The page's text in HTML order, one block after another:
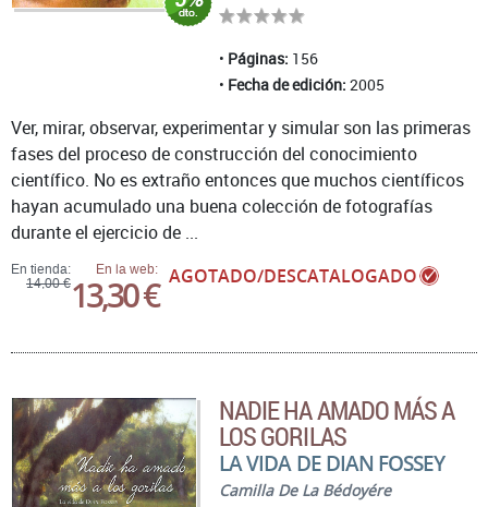
Páginas: 156
Fecha de edición: 2005
En tienda:
14,00 €
En la web:
13,30 € AGOTADO/DESCATALOGADO
Ver, mirar, observar, experimentar y simular son las primeras
fases del proceso de construcción del conocimiento
científico. No es extraño entonces que muchos científicos
hayan acumulado una buena colección de fotografías
durante el ejercicio de ...
NADIE HA AMADO MÁS A
LOS GORILAS
LA VIDA DE DIAN FOSSEY
Camilla De La Bédoyére